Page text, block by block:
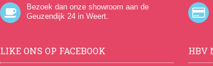
Bezoek dan onze showroom aan de
Geuzendijk 24in Weert.
LIKE ONS OP FACEBOOK HBV